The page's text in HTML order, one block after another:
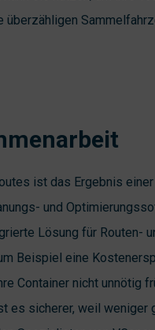
überzähligen
ist das Ergebnis
und
Lösung für Routen-
Beispiel eine
Container nicht unnötig
es sicherer, weil weniger